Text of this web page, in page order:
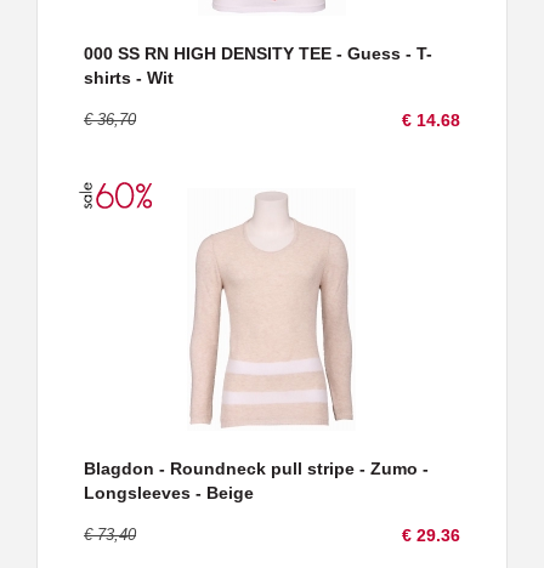
000 SS RN HIGH DENSITY TEE - Guess - T-
shirts - Wit
€ 36,70 € 14.68
Blagdon - Roundneck pull stripe - Zumo -
Longsleeves - Beige
€ 73,40 € 29.36